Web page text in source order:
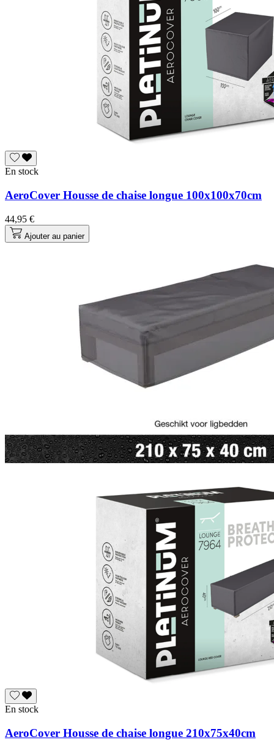
En stock
AeroCover Housse de chaise longue 100x100x70cm
44,95 €
Ajouter au panier
En stock
AeroCover Housse de chaise longue 210x75x40cm